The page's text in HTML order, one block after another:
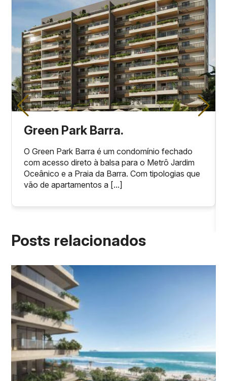
Green Park Barra.
O Green Park Barra é um condomínio fechado
com acesso direto à balsa para o Metrô Jardim
Oceânico e a Praia da Barra. Com tipologias que
vão de apartamentos a [...]
Posts relacionados